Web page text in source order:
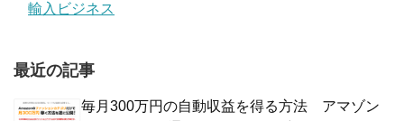
輸入ビジネス
最近の記事
毎月300万円の自動収益を得る方法 アマゾン